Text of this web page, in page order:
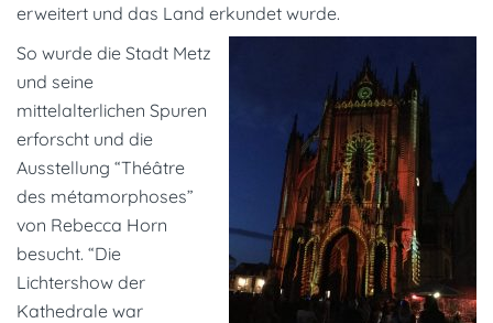
erweitert und das Land erkundet wurde.
So wurde die Stadt Metz
und seine
mittelalterlichen Spuren
erforscht und die
Ausstellung “Théâtre
des métamorphoses”
von Rebecca Horn
besucht. “Die
Lichtershow der
Kathedrale war